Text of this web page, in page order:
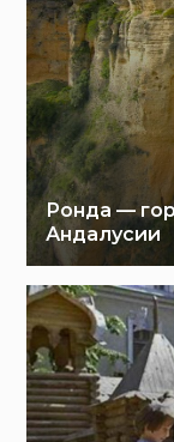
Ронда —
Андалусии